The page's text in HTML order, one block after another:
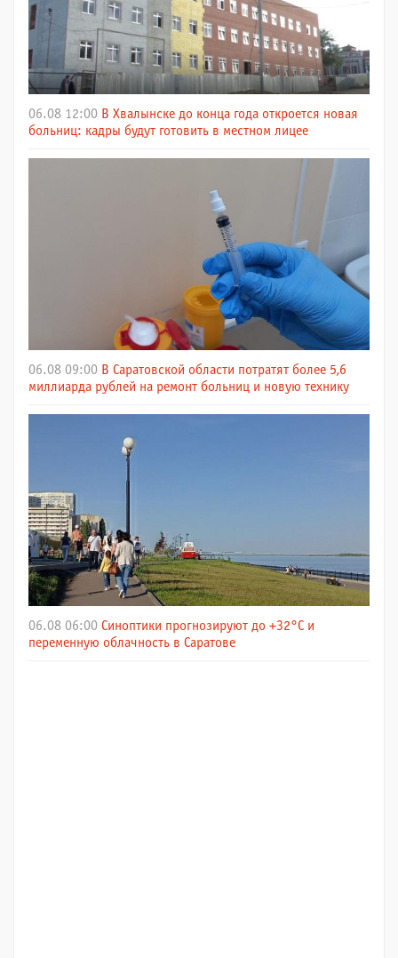
06.08 12:00 В Хвалынске до конца года откроется новая
больниц: кадры будут готовить в местном лицее
06.08 09:00 В Саратовской области потратят более 5,6
миллиарда рублей на ремонт больниц и новую технику
06.08 06:00 Синоптики прогнозируют до +32°C и
переменную облачность в Саратове